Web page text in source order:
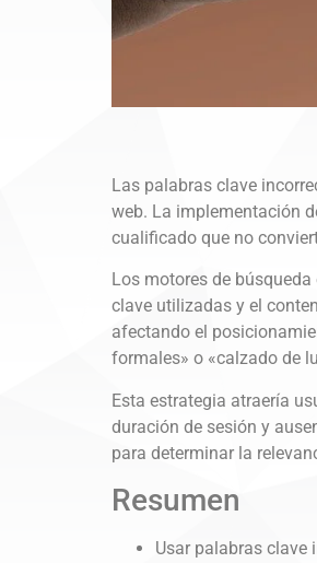
Las palabras clave
web. La implementación
cualificado que no
Los motores de
clave utilizadas y el
afectando el
formales» o «calzado de
Esta estrategia atraería
duración de sesión y
para determinar la
Resumen
Usar palabras clave